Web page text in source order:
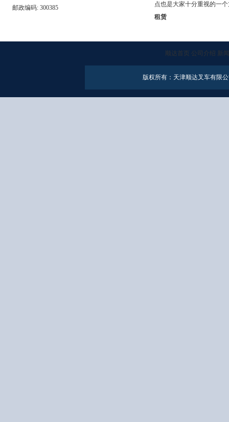
邮政编码: 300385
点也是大家十分重视的一
租赁
顺达首页 公司介绍 新
版权所有：天津顺达叉车有限